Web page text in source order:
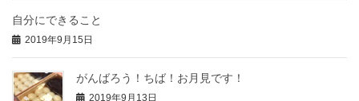
自分にできること
2019年9月15日
がんばろう！ちば！お月見です！
2019年9月13日